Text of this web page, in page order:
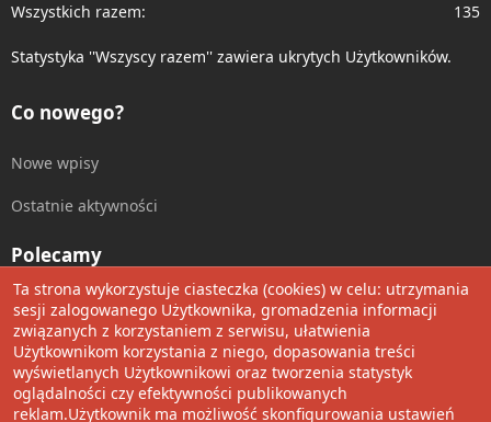
Wszystkich razem 135
Statystyka ''Wszyscy razem'' zawiera ukrytych Użytkowników.
Co nowego?
Nowe wpisy
Ostatnie aktywności
Polecamy
Wolnościowe cytaty
Udostępnij
Facebook
TwitterRedditPinterest
TumblrWhatsApp
Umieść Link
Ta strona wykorzystuje ciasteczka (cookies) w celu: utrzymania
sesji zalogowanego Użytkownika, gromadzenia informacji
związanych z korzystaniem z serwisu, ułatwienia
Użytkownikom korzystania z niego, dopasowania treści
wyświetlanych Użytkownikowi oraz tworzenia statystyk
oglądalności czy efektywności publikowanych
reklam.Użytkownik ma możliwość skonfigurowania ustawień